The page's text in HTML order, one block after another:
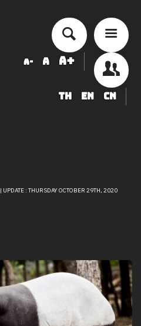
A- A A+
TH EN CN
: THURSDAY OCTOBER 29TH, 2020